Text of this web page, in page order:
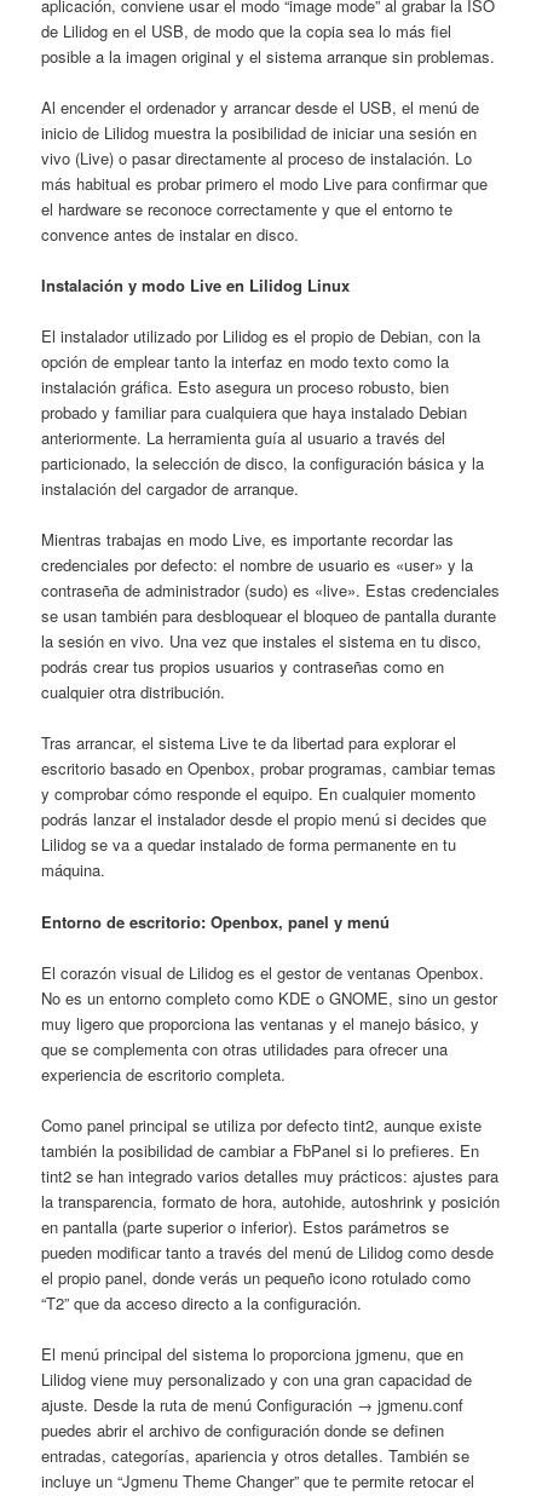
aplicación, conviene usar el modo “image mode” al grabar la ISO
de Lilidog en el USB, de modo que la copia sea lo más fiel
posible a la imagen original y el sistema arranque sin problemas.
Al encender el ordenador y arrancar desde el USB, el menú de
inicio de Lilidog muestra la posibilidad de iniciar una sesión en
vivo (Live) o pasar directamente al proceso de instalación. Lo
más habitual es probar primero el modo Live para confirmar que
el hardware se reconoce correctamente y que el entorno te
convence antes de instalar en disco.
Instalación y modo Live en Lilidog Linux
El instalador utilizado por Lilidog es el propio de Debian, con la
opción de emplear tanto la interfaz en modo texto como la
instalación gráfica. Esto asegura un proceso robusto, bien
probado y familiar para cualquiera que haya instalado Debian
anteriormente. La herramienta guía al usuario a través del
particionado, la selección de disco, la configuración básica y la
instalación del cargador de arranque.
Mientras trabajas en modo Live, es importante recordar las
credenciales por defecto: el nombre de usuario es «user» y la
contraseña de administrador (sudo) es «live». Estas credenciales
se usan también para desbloquear el bloqueo de pantalla durante
la sesión en vivo. Una vez que instales el sistema en tu disco,
podrás crear tus propios usuarios y contraseñas como en
cualquier otra distribución.
Tras arrancar, el sistema Live te da libertad para explorar el
escritorio basado en Openbox, probar programas, cambiar temas
y comprobar cómo responde el equipo. En cualquier momento
podrás lanzar el instalador desde el propio menú si decides que
Lilidog se va a quedar instalado de forma permanente en tu
máquina.
Entorno de escritorio: Openbox, panel y menú
El corazón visual de Lilidog es el gestor de ventanas Openbox.
No es un entorno completo como KDE o GNOME, sino un gestor
muy ligero que proporciona las ventanas y el manejo básico, y
que se complementa con otras utilidades para ofrecer una
experiencia de escritorio completa.
Como panel principal se utiliza por defecto tint2, aunque existe
también la posibilidad de cambiar a FbPanel si lo prefieres. En
tint2 se han integrado varios detalles muy prácticos: ajustes para
la transparencia, formato de hora, autohide, autoshrink y posición
en pantalla (parte superior o inferior). Estos parámetros se
pueden modificar tanto a través del menú de Lilidog como desde
el propio panel, donde verás un pequeño icono rotulado como
“T2” que da acceso directo a la configuración.
El menú principal del sistema lo proporciona jgmenu, que en
Lilidog viene muy personalizado y con una gran capacidad de
ajuste. Desde la ruta de menú Configuración → jgmenu.conf
puedes abrir el archivo de configuración donde se definen
entradas, categorías, apariencia y otros detalles. También se
incluye un “Jgmenu Theme Changer” que te permite retocar el